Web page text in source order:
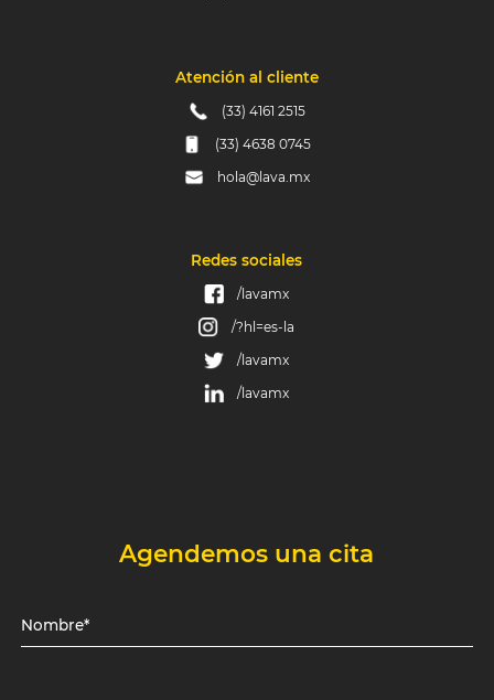
Atención al cliente
(33) 4161 2515
(33) 4638 0745
hola@lava.mx
Redes sociales
/lavamx
/?hl=es-la
/lavamx
/lavamx
Agendemos una cita
Nombre*